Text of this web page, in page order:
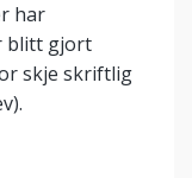
har
blitt gjort
skje skriftlig